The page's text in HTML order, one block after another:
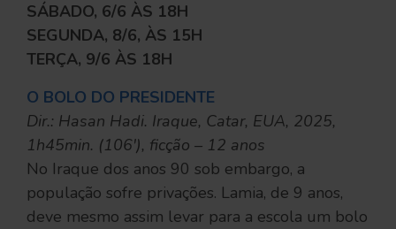
SÁBADO, 6/6 ÀS 18H
SEGUNDA, 8/6, ÀS 15H
TERÇA, 9/6 ÀS 18H
O BOLO DO PRESIDENTE
Dir.: Hasan Hadi. Iraque, Catar, EUA, 2025,
1h45min. (106′), ficção – 12 anos
No Iraque dos anos 90 sob embargo, a
população sofre privações. Lamia, de 9 anos,
deve mesmo assim levar para a escola um bolo